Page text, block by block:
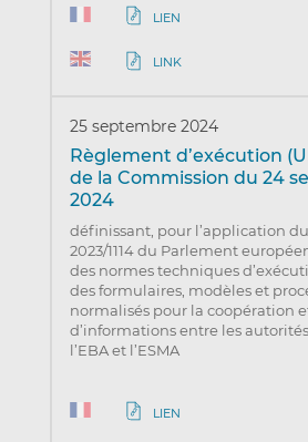
LIEN
LINK
25 septembre 2024
Règlement d’exécution
de la Commission du 24
2024
définissant, pour l’application
2023/1114 du Parlement
des normes techniques
des formulaires, modèles et
normalisés pour la coopération
d’informations entre les
l’EBA et l’ESMA
LIEN